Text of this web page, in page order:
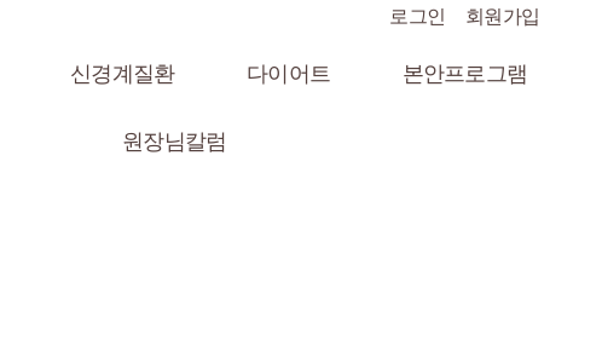
로그인 회원가입
신경계질환 다이어트 본안프로그램
원장님칼럼